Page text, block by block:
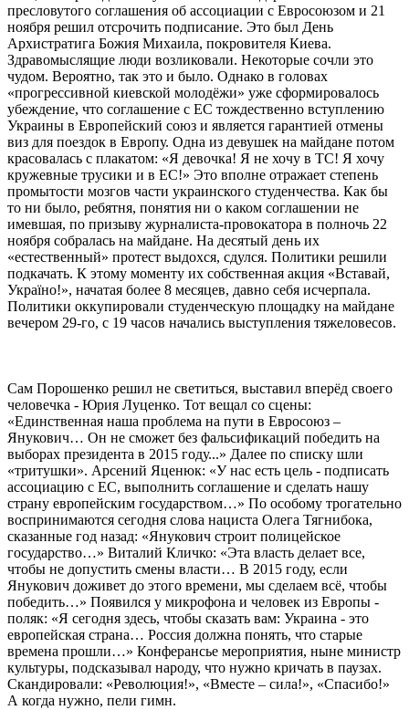
пресловутого соглашения об ассоциации с Евросоюзом и 21
ноября решил отсрочить подписание. Это был День
Архистратига Божия Михаила, покровителя Киева.
Здравомыслящие люди возликовали. Некоторые сочли это
чудом. Вероятно, так это и было. Однако в головах
«прогрессивной киевской молодёжи» уже сформировалось
убеждение, что соглашение с ЕС тождественно вступлению
Украины в Европейский союз и является гарантией отмены
виз для поездок в Европу. Одна из девушек на майдане потом
красовалась с плакатом: «Я девочка! Я не хочу в ТС! Я хочу
кружевные трусики и в ЕС!» Это вполне отражает степень
промытости мозгов части украинского студенчества. Как бы
то ни было, ребятня, понятия ни о каком соглашении не
имевшая, по призыву журналиста-провокатора в полночь 22
ноября собралась на майдане. На десятый день их
«естественный» протест выдохся, сдулся. Политики решили
подкачать. К этому моменту их собственная акция «Вставай,
Україно!», начатая более 8 месяцев, давно себя исчерпала.
Политики оккупировали студенческую площадку на майдане
вечером 29-го, с 19 часов начались выступления тяжеловесов.
Сам Порошенко решил не светиться, выставил вперёд своего
человечка - Юрия Луценко. Тот вещал со сцены:
«Единственная наша проблема на пути в Евросоюз –
Янукович… Он не сможет без фальсификаций победить на
выборах президента в 2015 году...» Далее по списку шли
«тритушки». Арсений Яценюк: «У нас есть цель - подписать
ассоциацию с ЕС, выполнить соглашение и сделать нашу
страну европейским государством…» По особому трогательно
воспринимаются сегодня слова нациста Олега Тягнибока,
сказанные год назад: «Янукович строит полицейское
государство…» Виталий Кличко: «Эта власть делает все,
чтобы не допустить смены власти… В 2015 году, если
Янукович доживет до этого времени, мы сделаем всё, чтобы
победить…» Появился у микрофона и человек из Европы -
поляк: «Я сегодня здесь, чтобы сказать вам: Украина - это
европейская страна… Россия должна понять, что старые
времена прошли…» Конферансье мероприятия, ныне министр
культуры, подсказывал народу, что нужно кричать в паузах.
Скандировали: «Революция!», «Вместе – сила!», «Спасибо!»
А когда нужно, пели гимн.